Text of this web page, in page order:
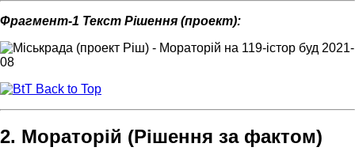
Фрагмент-1 Текст Рішення (проект):
Back to Top
2. Мораторій (Рішення за фактом)